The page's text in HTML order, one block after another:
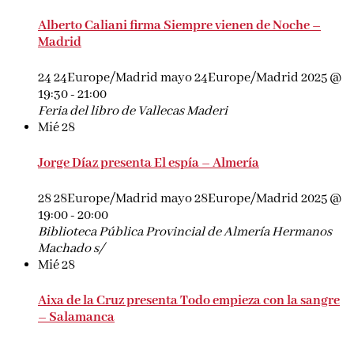
Alberto Caliani firma Siempre vienen de Noche –
Madrid
24 24Europe/Madrid mayo 24Europe/Madrid 2025 @
19:30-21:00
Feria del libro de VallecasMaderi
Mié28
Jorge Díaz presenta El espía – Almería
28 28Europe/Madrid mayo 28Europe/Madrid 2025 @
19:00-20:00
Biblioteca Pública Provincial de AlmeríaHermanos
Machado s/
Mié28
Aixa de la Cruz presenta Todo empieza con la sangre
– Salamanca